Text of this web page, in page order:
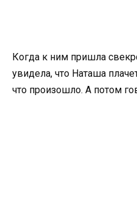
Когда к ним пришла
увидела, что Наташа
что произошло. А потом